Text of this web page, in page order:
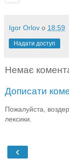
Igor Orlov о 18:59
Надати доступ
Немає
Дописати
Пожалуйста,
лексики.
‹